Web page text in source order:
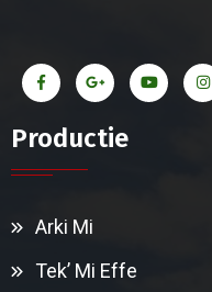
Productie
Arki Mi
Tek’ Mi Effe